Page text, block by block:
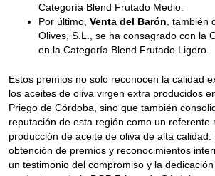
Categoría Blend Frutado Medio.
Por último,Venta del Barón , también
Olives, S.L., se ha consagrado con la
en la Categoría Blend Frutado Ligero.
Estos premios no solo reconocen la calidad
los aceites de oliva virgen extra producidos
Priego de Córdoba, sino que también
reputación de esta región como un referente
producción de aceite de oliva de alta calidad.
obtención de premios y reconocimientos
un testimonio del compromiso y la